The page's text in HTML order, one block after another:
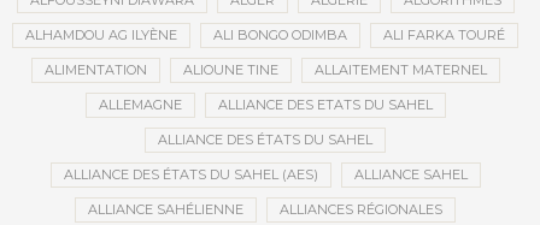
ALHAMDOU AG ILYÈNE ALI BONGO ODIMBA ALI FARKA TOURÉ
ALIMENTATION ALIOUNE TINE ALLAITEMENT MATERNEL
ALLEMAGNE ALLIANCE DES ETATS DU SAHEL
ALLIANCE DES ÉTATS DU SAHEL
ALLIANCE DES ÉTATS DU SAHEL (AES) ALLIANCE SAHEL
ALLIANCE SAHÉLIENNE ALLIANCES RÉGIONALES